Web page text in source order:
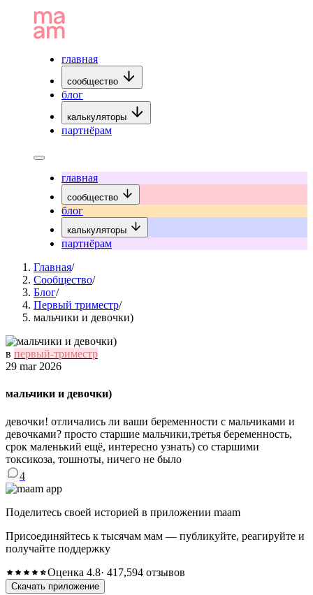
главная
сообщество
блог
калькуляторы
партнёрам
главная
сообщество
блог
калькуляторы
партнёрам
Главная/
Сообщество/
Блог/
Первый триместр/
мальчики и девочки)
в первый-триместр
29 mar 2026
мальчики и девочки)
девочки! отличались ли ваши беременности с мальчиками и
девочками? просто старшие мальчики,третья беременность,
срок маленький ещё, интересно узнать) со старшими
токсикоза, тошноты, ничего не было
4
Поделитесь своей историей в приложении maam
Присоединяйтесь к тысячам мам — публикуйте, реагируйте и
получайте поддержку
Оценка 4.8· 417,594 отзывов
Скачать приложение